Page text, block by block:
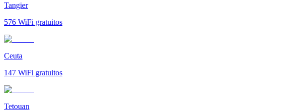
Tangier
576 WiFi gratuitos
Ceuta
147 WiFi gratuitos
Tetouan